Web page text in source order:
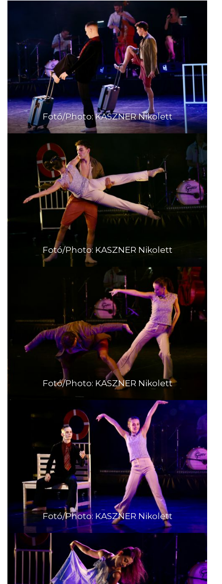
Fotó/Photo: KASZNER Nikolett
Fotó/Photo: KASZNER Nikolett
Fotó/Photo: KASZNER Nikolett
Fotó/Photo: KASZNER Nikolett